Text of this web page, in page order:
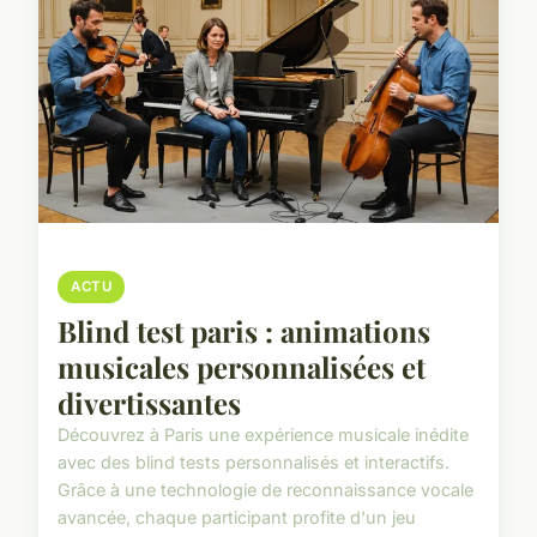
ACTU
Blind test paris : animations
musicales personnalisées et
divertissantes
Découvrez à Paris une expérience musicale inédite
avec des blind tests personnalisés et interactifs.
Grâce à une technologie de reconnaissance vocale
avancée, chaque participant profite d'un jeu